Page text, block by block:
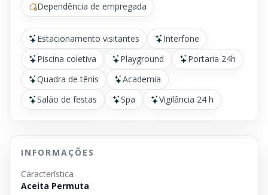
Dependência de empregada
Estacionamento visitantes
Interfone
Piscina coletiva
Playground
Portaria 24h
Quadra de tênis
Academia
Salão de festas
Spa Vigilância 24 h
INFORMAÇÕES
Característica
Aceita Permuta